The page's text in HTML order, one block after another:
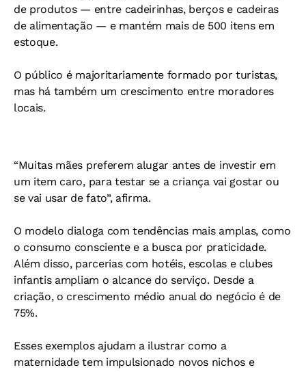
de produtos — entre cadeirinhas, berços e cadeiras
de alimentação — e mantém mais de 500 itens em
estoque.
O público é majoritariamente formado por turistas,
mas há também um crescimento entre moradores
locais.
“Muitas mães preferem alugar antes de investir em
um item caro, para testar se a criança vai gostar ou
se vai usar de fato”, afirma.
O modelo dialoga com tendências mais amplas, como
o consumo consciente e a busca por praticidade.
Além disso, parcerias com hotéis, escolas e clubes
infantis ampliam o alcance do serviço. Desde a
criação, o crescimento médio anual do negócio é de
75%.
Esses exemplos ajudam a ilustrar como a
maternidade tem impulsionado novos nichos e